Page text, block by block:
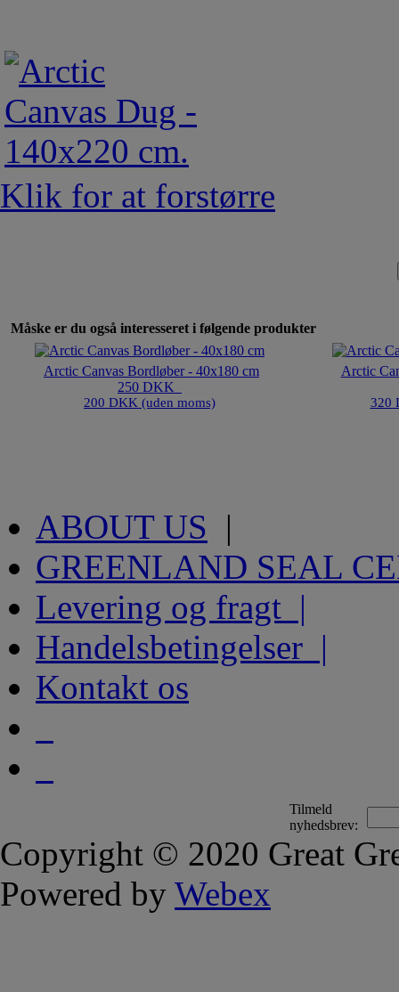
Klik for at forstørre
Måske er du også interesseret i følgende produkter
Arctic Canvas Bordløber - 40x180 cm
250 DKK
200 DKK (uden moms)
Arctic
320
ABOUT US |
GREENLAND SEAL
Levering og fragt |
Handelsbetingelser |
Kontakt os
Tilmeld
nyhedsbrev:
Copyright © 2020 Great
Powered by Webex